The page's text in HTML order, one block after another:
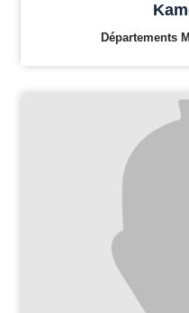
Départements